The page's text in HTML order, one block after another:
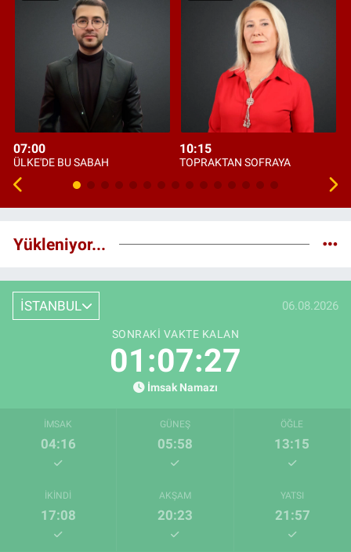
07:00
ÜLKE'DE BU SABAH
10:15
TOPRAKTAN SOFRAYA
Yükleniyor...
İSTANBUL 06.08.2026
SONRAKI VAKTE KALAN
01:07:26
İmsak Namazı
İMSAK
04:16
GÜNEŞ
05:58
ÖĞLE
13:15
İKINDI
17:08
AKŞAM
20:23
YATSI
21:57